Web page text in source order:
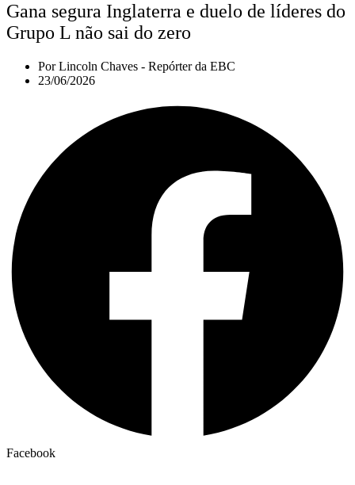
Gana segura Inglaterra e duelo de líderes do
Grupo L não sai do zero
PorLincoln Chaves - Repórter da EBC
23/06/2026
Facebook